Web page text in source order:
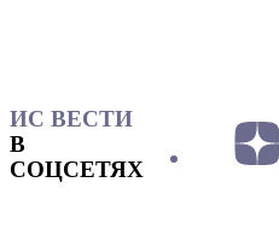
ИС ВЕСТИ
В
СОЦСЕТЯХ